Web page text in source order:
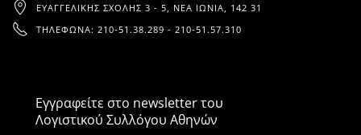
ΕΥΑΓΓΕΛΙΚΉΣ ΣΧΟΛΉΣ 3 - 5, ΝΈΑ ΙΩΝΊΑ, 142 31
ΤΗΛΈΦΩΝΑ: 210-51.38.289 - 210-51.57.310
Εγγραφείτε στο newsletter του
Λογιστικού Συλλόγου Αθηνών